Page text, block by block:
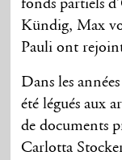
fonds partiels
Kündig, Max
Pauli ont
Dans les
été légués aux
de documents
Carlotta